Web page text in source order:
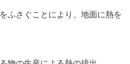
ふさぐことにより、地面に熱を